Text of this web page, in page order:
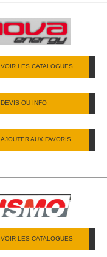
VOIR LES CATALOGUES
DEVIS OU INFO
AJOUTER AUX FAVORIS
VOIR LES CATALOGUES